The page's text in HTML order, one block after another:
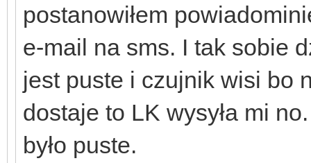
postanowiłem
e-mail na sms. I tak sobie
jest puste i czujnik wisi bo
dostaje to LK wysyła mi
było puste.